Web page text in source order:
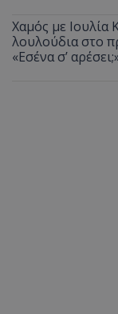
Χαμός με Ιουλία
λουλούδια στο
«Εσένα σ’